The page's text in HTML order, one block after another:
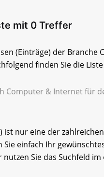
mit 0 Treffer
(Einträge) der
finden Sie die
Computer & Internet für
ist nur eine der zahlreichen
Sie einfach Ihr
Sie das Suchfeld